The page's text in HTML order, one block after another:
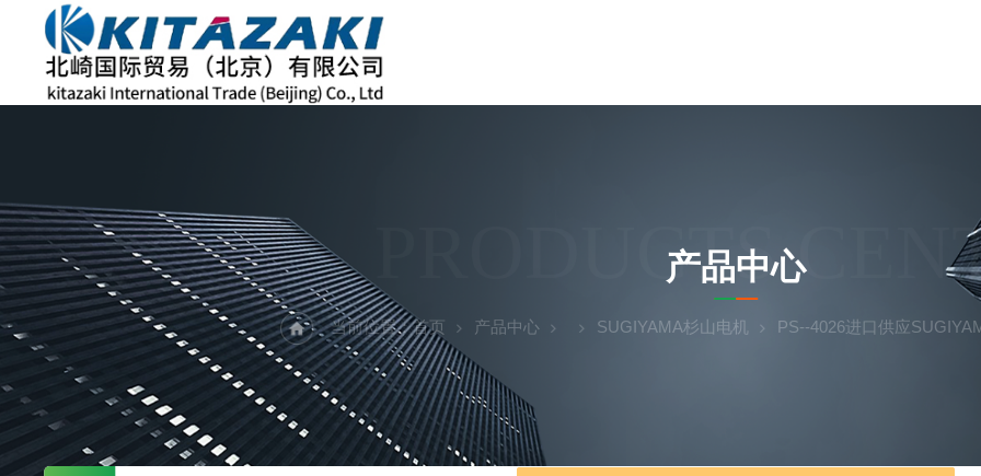
PRODUCTS
产品中心
当前位置：首页 产品中心 SUGIYAMA杉山电机 PS--4026进口供应